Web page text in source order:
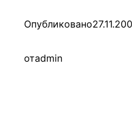
Опубликовано
отadmin